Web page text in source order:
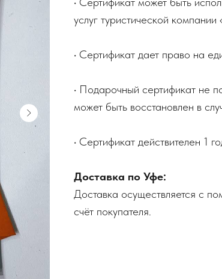
услуг туристической компании
• Сертификат дает право на
• Подарочный сертификат не
может быть восстановлен в
• Сертификат действителен 1
Доставка по Уфе:
Доставка осуществляется с
счёт покупателя.